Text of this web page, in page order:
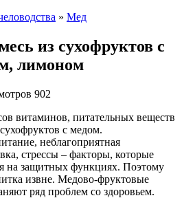
» Мед
из сухофруктов с
лимоном
902
витаминов, питательных веществ
с медом.
неблагоприятная
стрессы – факторы, которые
на защитных функциях. Поэтому
извне. Медово-фруктовые
ряд проблем со здоровьем.